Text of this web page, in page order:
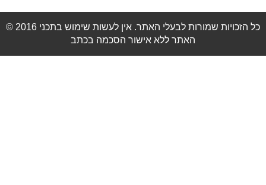
© 2016 כל הזכויות שמורות לבעלי האתר. אין לעשות שימוש בתכני
האתר ללא אישור הסכמה בכתב